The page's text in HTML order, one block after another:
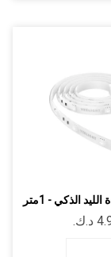
الذكي - 1متر